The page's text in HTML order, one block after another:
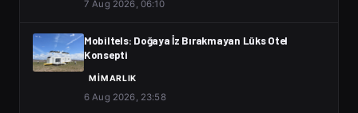
7 Aug 2026, 06:10
Mobiltels: Doğaya İz Bırakmayan Lüks Otel
Konsepti
MIMARLIK
6 Aug 2026, 23:58